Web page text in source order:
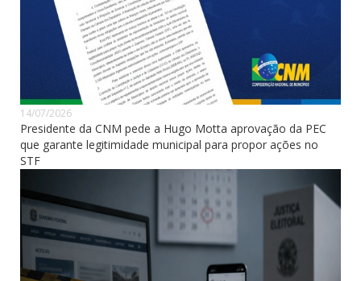
14/07/2026
Presidente da CNM pede a Hugo Motta aprovação da PEC
que garante legitimidade municipal para propor ações no
STF